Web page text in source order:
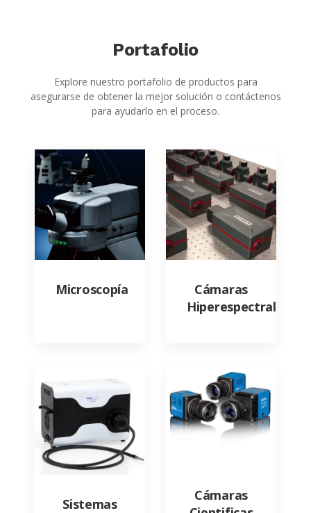
Portafolio
Explore nuestro portafolio de productos para
asegurarse de obtener la mejor solución o contáctenos
para ayudarlo en el proceso.
Microscopía
Cámaras
Hiperespectrales
Sistemas
Cámaras